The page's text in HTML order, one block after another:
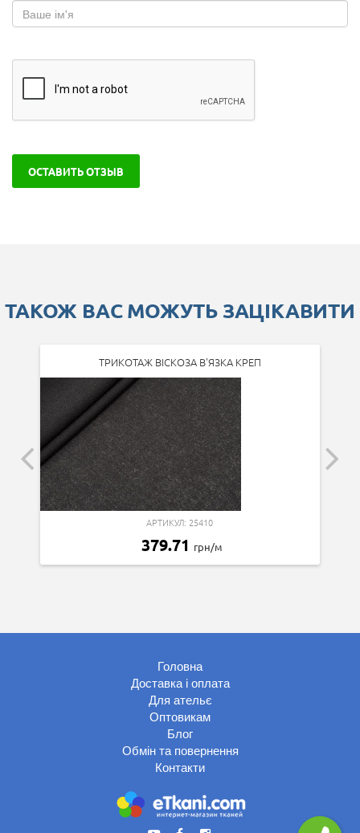
ОСТАВИТЬ ОТЗЫВ
ТАКОЖ ВАС МОЖУТЬ ЗАЦІКАВИТИ
ТРИКОТАЖ ВІСКОЗА В'ЯЗКА КРЕП
АРТИКУЛ: 25410
379.71 грн/м
Головна
Доставка і оплата
Для ательє
Оптовикам
Блог
Обмін та повернення
Контакти